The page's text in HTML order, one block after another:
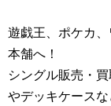
遊戯王、ポケカ
本舗へ！
シングル販売・
やデッキケースな